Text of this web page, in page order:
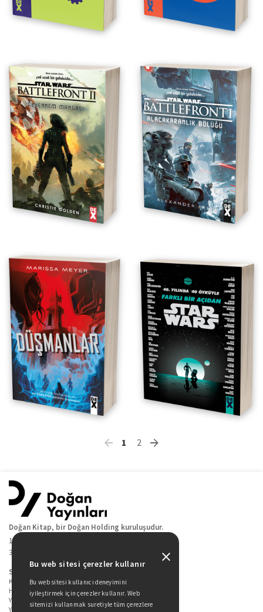
Cehennem Mangası Alacakaranlık Bölüğü
40. Yılında 40 Öyküyle Farklı Bir
Açıdan
1 2
Doğan Kitap, bir Doğan Holding kuruluşudur.
19 Mayıs Cad. Golden Plaza No:1 Kat:10
34360 / Şişli / İstanbul
Sitede Yer Alan Sayfalar
Kitaplarımız
Hakkımızda
Yazarlarımız
Yazar Adayları İçin
Bu web sitesi çerezler kullanır
Bu web sitesi kullanıcı deneyimini
iyileştirmek için çerezler kullanır. Web
sitemizi kullanmak suretiyle tüm çerezlere